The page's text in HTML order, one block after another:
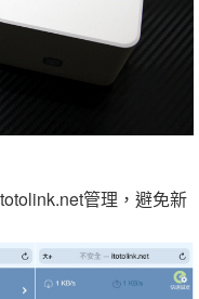
管理，避免新